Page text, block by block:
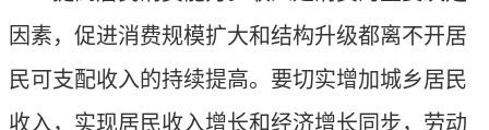
因素，促进消费规模扩大和结构升级都离不开居
民可支配收入的持续提高。要切实增加城乡居民
收入，实现居民收入增长和经济增长同步，劳动